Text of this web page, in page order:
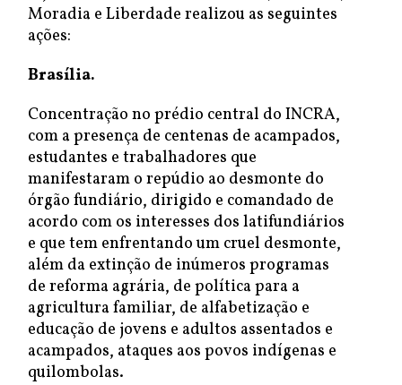
Moradia e Liberdade realizou as seguintes
ações:
Brasília.
Concentração no prédio central do INCRA,
com a presença de centenas de acampados,
estudantes e trabalhadores que
manifestaram o repúdio ao desmonte do
órgão fundiário, dirigido e comandado de
acordo com os interesses dos latifundiários
e que tem enfrentando um cruel desmonte,
além da extinção de inúmeros programas
de reforma agrária, de política para a
agricultura familiar, de alfabetização e
educação de jovens e adultos assentados e
acampados, ataques aos povos indígenas e
quilombolas.